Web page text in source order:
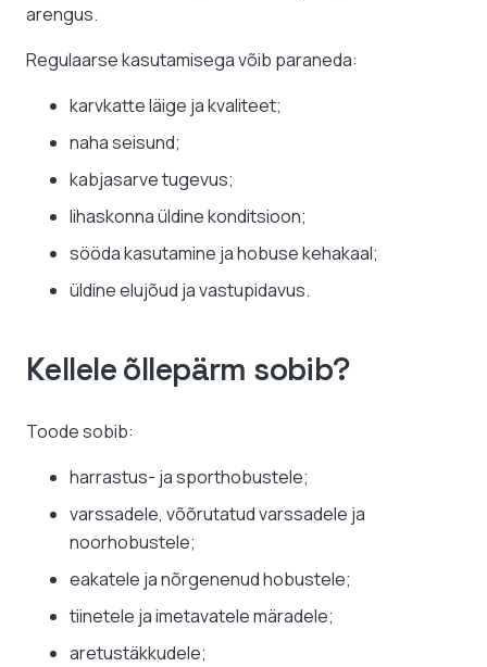
arengus.
Regulaarse kasutamisega võib paraneda:
karvkatte läige ja kvaliteet;
naha seisund;
kabjasarve tugevus;
lihaskonna üldine konditsioon;
sööda kasutamine ja hobuse kehakaal;
üldine elujõud ja vastupidavus.
Kellele õllepärm sobib?
Toode sobib:
harrastus- ja sporthobustele;
varssadele, võõrutatud varssadele ja
noorhobustele;
eakatele ja nõrgenenud hobustele;
tiinetele ja imetavatele märadele;
aretustäkkudele;